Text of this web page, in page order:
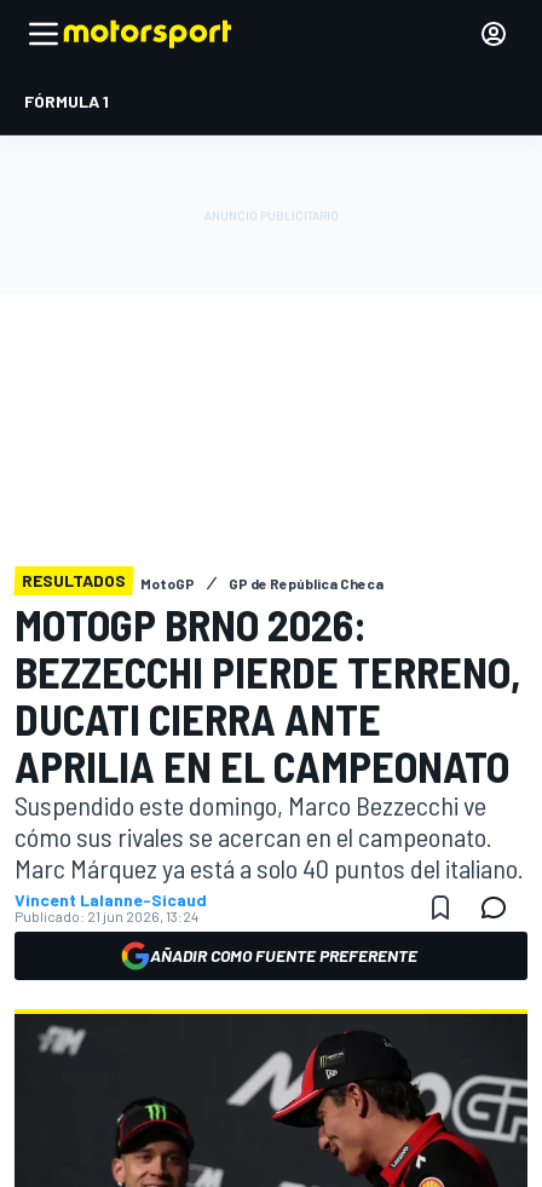
FÓRMULA 1
RESULTADOS MotoGP GP de República Checa
MOTOGP BRNO 2026:
BEZZECCHI PIERDE TERRENO,
DUCATI CIERRA ANTE
APRILIA EN EL CAMPEONATO
Suspendido este domingo, Marco Bezzecchi ve
cómo sus rivales se acercan en el campeonato.
Marc Márquez ya está a solo 40 puntos del italiano.
Vincent Lalanne-Sicaud
Publicado: 21 jun 2026, 13:24
AÑADIR COMO FUENTE PREFERENTE